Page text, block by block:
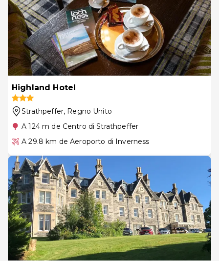
Highland Hotel
Strathpeffer, Regno Unito
A 124 m de Centro di Strathpeffer
A 29.8 km de Aeroporto di Inverness